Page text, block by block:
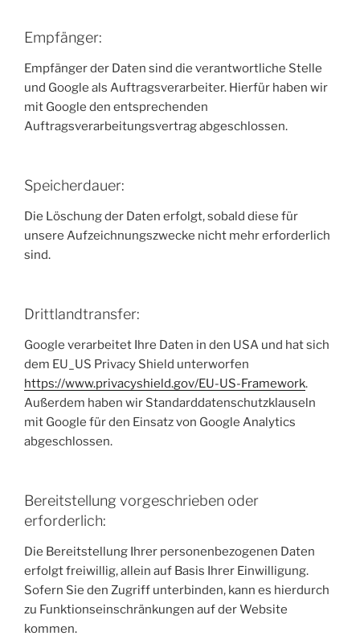
Empfänger:
Empfänger der Daten sind die verantwortliche Stelle
und Google als Auftragsverarbeiter. Hierfür haben wir
mit Google den entsprechenden
Auftragsverarbeitungsvertrag abgeschlossen.
Speicherdauer:
Die Löschung der Daten erfolgt, sobald diese für
unsere Aufzeichnungszwecke nicht mehr erforderlich
sind.
Drittlandtransfer:
Google verarbeitet Ihre Daten in den USA und hat sich
dem EU_US Privacy Shield unterworfen
https://www.privacyshield.gov/EU-US-Framework.
Außerdem haben wir Standarddatenschutzklauseln
mit Google für den Einsatz von Google Analytics
abgeschlossen.
Bereitstellung vorgeschrieben oder
erforderlich:
Die Bereitstellung Ihrer personenbezogenen Daten
erfolgt freiwillig, allein auf Basis Ihrer Einwilligung.
Sofern Sie den Zugriff unterbinden, kann es hierdurch
zu Funktionseinschränkungen auf der Website
kommen.